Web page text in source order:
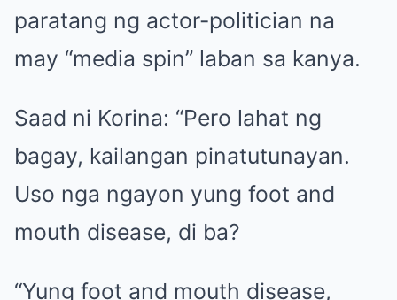
paratang ng actor-politician na
may “media spin” laban sa kanya.
Saad ni Korina: “Pero lahat ng
bagay, kailangan pinatutunayan.
Uso nga ngayon yung foot and
mouth disease, di ba?
“Yung foot and mouth disease,